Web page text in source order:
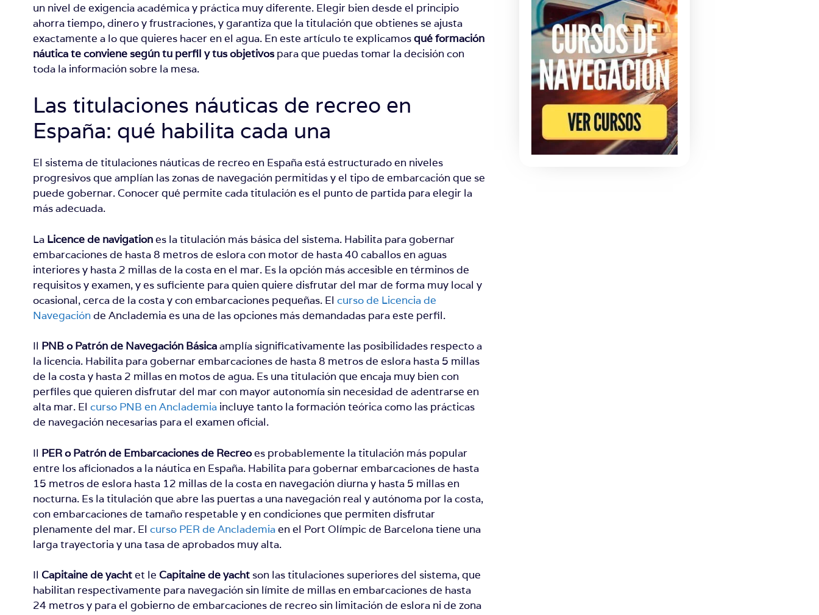
un nivel de exigencia académica y práctica muy diferente. Elegir bien desde el principio
ahorra tiempo, dinero y frustraciones, y garantiza que la titulación que obtienes se ajusta
exactamente a lo que quieres hacer en el agua. En este artículo te explicamosqué formación
náutica te conviene según tu perfil y tus objetivospara que puedas tomar la decisión con
toda la información sobre la mesa.
Las titulaciones náuticas de recreo en
España: qué habilita cada una
El sistema de titulaciones náuticas de recreo en España está estructurado en niveles
progresivos que amplían las zonas de navegación permitidas y el tipo de embarcación que se
puede gobernar. Conocer qué permite cada titulación es el punto de partida para elegir la
más adecuada.
La Licence de navigationes la titulación más básica del sistema. Habilita para gobernar
embarcaciones de hasta 8 metros de eslora con motor de hasta 40 caballos en aguas
interiores y hasta 2 millas de la costa en el mar. Es la opción más accesible en términos de
requisitos y examen, y es suficiente para quien quiere disfrutar del mar de forma muy local y
ocasional, cerca de la costa y con embarcaciones pequeñas. Elcurso de Licencia de
Navegación de Anclademia es una de las opciones más demandadas para este perfil.
Il PNB o Patrón de Navegación Básicaamplía significativamente las posibilidades respecto a
la licencia. Habilita para gobernar embarcaciones de hasta 8 metros de eslora hasta 5 millas
de la costa y hasta 2 millas en motos de agua. Es una titulación que encaja muy bien con
perfiles que quieren disfrutar del mar con mayor autonomía sin necesidad de adentrarse en
alta mar. Elcurso PNB en Anclademia incluye tanto la formación teórica como las prácticas
de navegación necesarias para el examen oficial.
Il PER o Patrón de Embarcaciones de Recreoes probablemente la titulación más popular
entre los aficionados a la náutica en España. Habilita para gobernar embarcaciones de hasta
15 metros de eslora hasta 12 millas de la costa en navegación diurna y hasta 5 millas en
nocturna. Es la titulación que abre las puertas a una navegación real y autónoma por la costa,
con embarcaciones de tamaño respetable y en condiciones que permiten disfrutar
plenamente del mar. Elcurso PER de Anclademiaen el Port Olímpic de Barcelona tiene una
larga trayectoria y una tasa de aprobados muy alta.
Il Capitaine de yachtet le Capitaine de yacht son las titulaciones superiores del sistema, que
habilitan respectivamente para navegación sin límite de millas en embarcaciones de hasta
24 metros y para el gobierno de embarcaciones de recreo sin limitación de eslora ni de zona